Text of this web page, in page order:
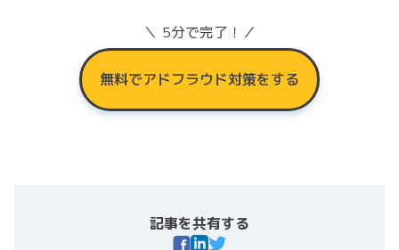
＼ 5分で完了！／
無料でアドフラウド対策をする
記事を共有する